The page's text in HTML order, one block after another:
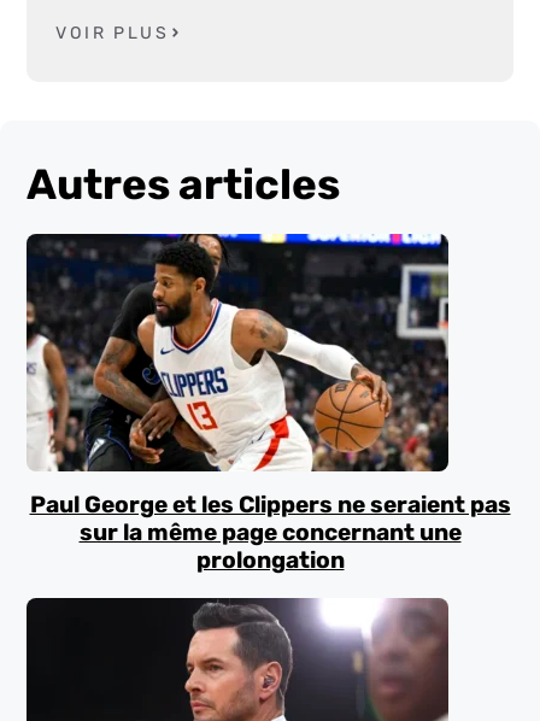
VOIR PLUS
Autres articles
Paul George et les Clippers ne seraient pas
sur la même page concernant une
prolongation